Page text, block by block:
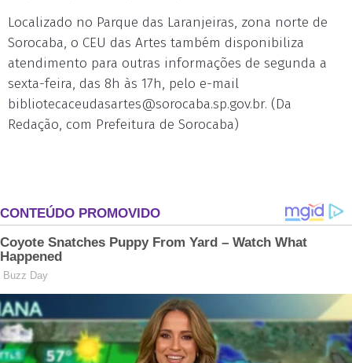
Localizado no Parque das Laranjeiras, zona norte de
Sorocaba, o CEU das Artes também disponibiliza
atendimento para outras informações de segunda a
sexta-feira, das 8h às 17h, pelo e-mail
bibliotecaceudasartes@sorocaba.sp.gov.br. (Da
Redação, com Prefeitura de Sorocaba)